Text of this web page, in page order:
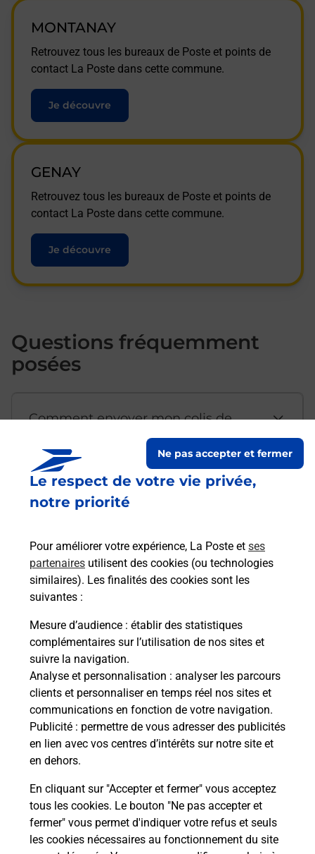
Le respect de votre vie privée,
notre priorité
Pour améliorer votre expérience, La Poste et ses
partenaires utilisent des cookies (ou technologies
similaires). Les finalités des cookies sont les
suivantes :
Mesure d’audience : établir des statistiques
complémentaires sur l’utilisation de nos sites et
suivre la navigation.
Analyse et personnalisation : analyser les parcours
clients et personnaliser en temps réel nos sites et
communications en fonction de votre navigation.
Publicité : permettre de vous adresser des publicités
en lien avec vos centres d’intérêts sur notre site et
en dehors.
En cliquant sur "Accepter et fermer" vous acceptez
tous les cookies. Le bouton "Ne pas accepter et
fermer" vous permet d'indiquer votre refus et seuls
les cookies nécessaires au fonctionnement du site
Ne pas accepter et fermer
MONTANAY
Retrouvez tous les bureaux de Poste et points de
contact La Poste dans cette commune.
Je découvre
GENAY
Retrouvez tous les bureaux de Poste et points de
contact La Poste dans cette commune.
Je découvre
Questions fréquemment
posées
Comment envoyer mon colis de
Est-il possible d’acheter un
emballage directement depuis un
Comment demander une
modification de livraison ?
Comment La Poste participe-t-elle
à votre sécurité au quotidien ?
Puis-je passer mon code de la route
avec La Poste et sous quelles
conditions ?
Localiser Liste Ain MIONNAY